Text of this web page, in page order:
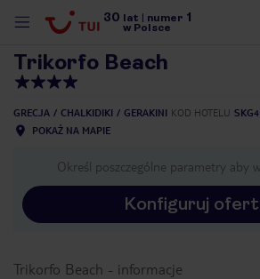
30 lat numer 1
w Polsce
Trikorfo Beach
GRECJA CHALKIDIKI GERAKINI KOD HOTELU
POKAŻ NA MAPIE
Określ poszczególne parametry aby
Konfiguruj
Trikorfo Beach - informacje